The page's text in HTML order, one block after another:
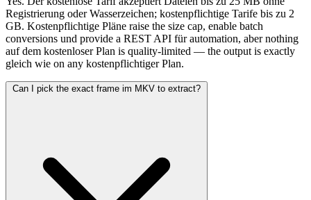
Registrierung oder Wasserzeichen; kostenpflichtige Tarife bis zu 2
GB. Kostenpflichtige Pläne raise the size cap, enable batch
conversions und provide a REST API für automation, aber nothing
auf dem kostenloser Plan is quality-limited — the output is exactly
gleich wie on any kostenpflichtiger Plan.
Can I pick the exact frame im MKV to extract?